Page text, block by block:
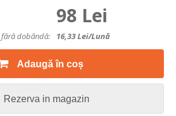
98 Lei
dobândă: 16,33Lei/lună
Adaugă în coș
Rezerva in magazin